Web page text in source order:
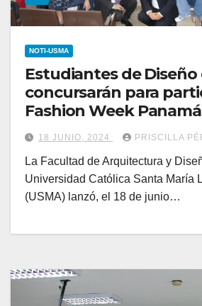
NOTI-USMA
Estudiantes de Diseño
concursarán para
Fashion Week
18 JUNIO, 2024 PRISCILLA
La Facultad de Arquitectura y
Universidad Católica Santa María
(USMA) lanzó, el 18 de junio…